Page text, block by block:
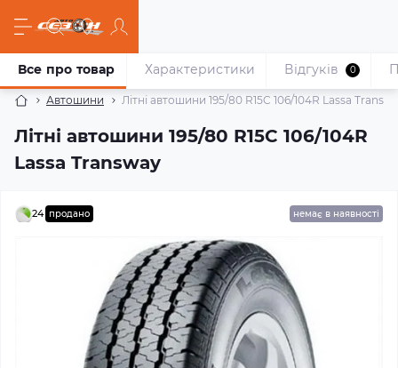
Автошини Літні автошини 195/80 R15C 106/104R Lassa
Літні автошини 195/80 R15C 106/104R
Lassa Transway
Все про товар Характеристики Відгуків 0
24 продано немає в наявності